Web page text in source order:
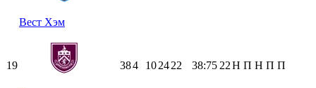
Вест Хэм
19 384 102422 38:75 22Н П Н П П